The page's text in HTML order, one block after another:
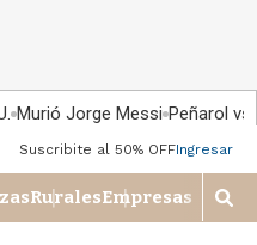
Murió Jorge Messi Peñarol
Suscribite al 50% OFFIngresar
RuralesEmpresas
M
o